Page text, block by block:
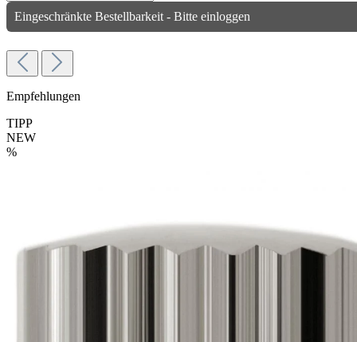
Eingeschränkte Bestellbarkeit - Bitte einloggen
Empfehlungen
TIPP
NEW
%